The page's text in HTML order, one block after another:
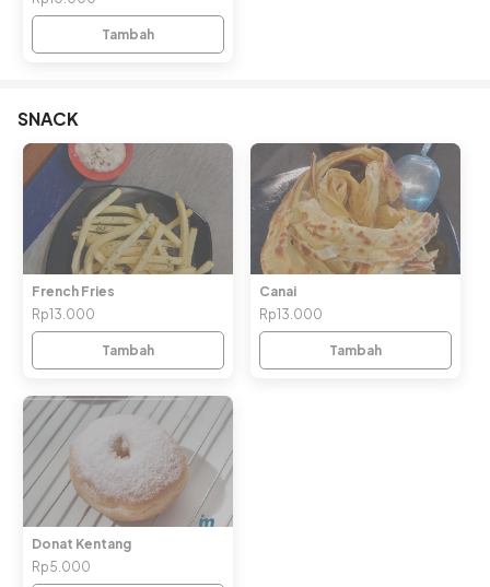
Tambah
SNACK
French Fries
Rp13.000
Tambah
Canai
Rp13.000
Tambah
Donat Kentang
Rp5.000